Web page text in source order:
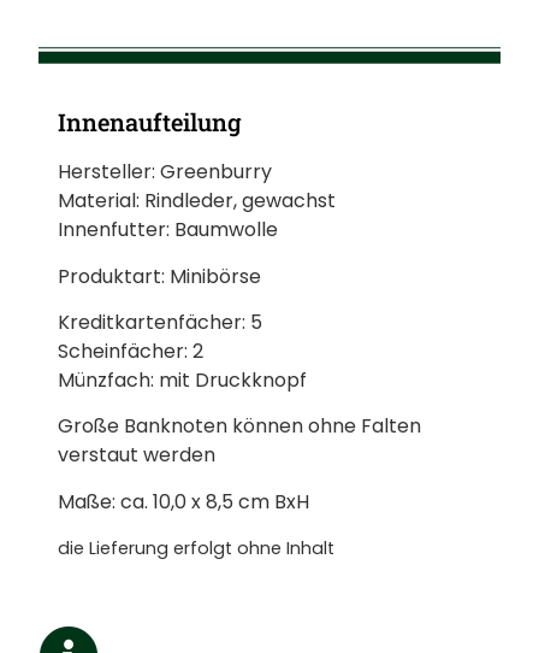
Innenaufteilung
Hersteller: Greenburry
Material: Rindleder, gewachst
Innenfutter: Baumwolle
Produktart: Minibörse
Kreditkartenfächer: 5
Scheinfächer: 2
Münzfach: mit Druckknopf
Große Banknoten können ohne Falten
verstaut werden
Maße: ca. 10,0 x 8,5 cm BxH
die Lieferung erfolgt ohne Inhalt